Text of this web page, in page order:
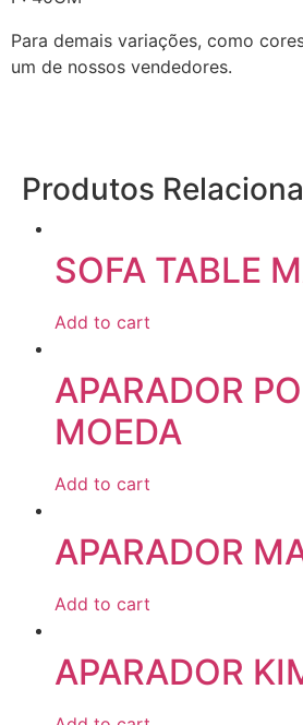
Para demais variações, como
um de nossos vendedores.
Produtos
SOFA TABLE
Add to cart
APARADOR
MOEDA
Add to cart
APARADOR
Add to cart
APARADOR